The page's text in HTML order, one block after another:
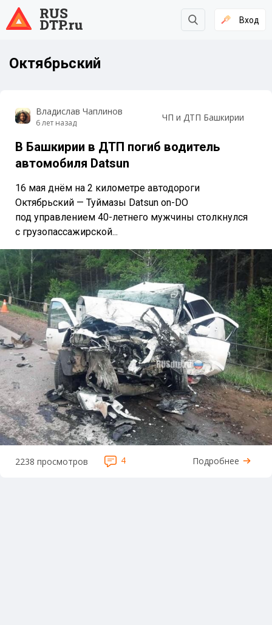
Вход
Октябрьский
Владислав Чаплинов
6 лет назад ЧП и ДТП Башкирии
В Башкирии в ДТП погиб водитель
автомобиля Datsun
16 мая днём на 2 километре автодороги
Октябрьский — Туймазы Datsun on-DO
под управлением 40-летнего мужчины столкнулся
с грузопассажирской...
2238 просмотров 4 Подробнее